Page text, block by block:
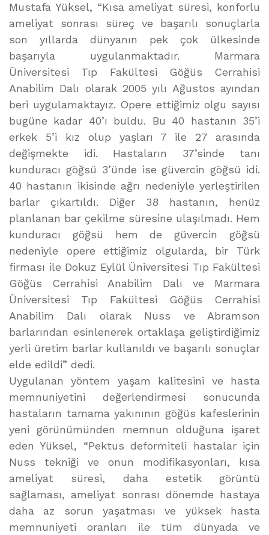
Mustafa Yüksel, “Kısa ameliyat süresi, konforlu
ameliyat sonrası süreç ve başarılı sonuçlarla
son yıllarda dünyanın pek çok ülkesinde
başarıyla uygulanmaktadır. Marmara
Üniversitesi Tıp Fakültesi Göğüs Cerrahisi
Anabilim Dalı olarak 2005 yılı Ağustos ayından
beri uygulamaktayız. Opere ettiğimiz olgu sayısı
bugüne kadar 40’ı buldu. Bu 40 hastanın 35’i
erkek 5’i kız olup yaşları 7 ile 27 arasında
değişmekte idi. Hastaların 37’sinde tanı
kunduracı göğsü 3’ünde ise güvercin göğsü idi.
40 hastanın ikisinde ağrı nedeniyle yerleştirilen
barlar çıkartıldı. Diğer 38 hastanın, henüz
planlanan bar çekilme süresine ulaşılmadı. Hem
kunduracı göğsü hem de güvercin göğsü
nedeniyle opere ettiğimiz olgularda, bir Türk
firması ile Dokuz Eylül Üniversitesi Tıp Fakültesi
Göğüs Cerrahisi Anabilim Dalı ve Marmara
Üniversitesi Tıp Fakültesi Göğüs Cerrahisi
Anabilim Dalı olarak Nuss ve Abramson
barlarından esinlenerek ortaklaşa geliştirdiğimiz
yerli üretim barlar kullanıldı ve başarılı sonuçlar
elde edildi” dedi.
Uygulanan yöntem yaşam kalitesini ve hasta
memnuniyetini değerlendirmesi sonucunda
hastaların tamama yakınının göğüs kafeslerinin
yeni görünümünden memnun olduğuna işaret
eden Yüksel, “Pektus deformiteli hastalar için
Nuss tekniği ve onun modifikasyonları, kısa
ameliyat süresi, daha estetik görüntü
sağlaması, ameliyat sonrası dönemde hastaya
daha az sorun yaşatması ve yüksek hasta
memnuniyeti oranları ile tüm dünyada ve